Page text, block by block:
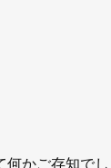
何かご存知で